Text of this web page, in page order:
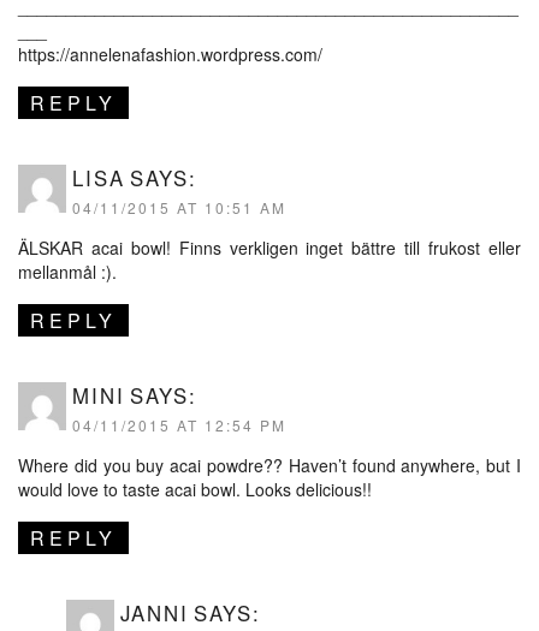
https://annelenafashion.wordpress.com/
REPLY
LISA SAYS:
04/11/2015 AT 10:51 AM
ÄLSKAR acai bowl! Finns verkligen inget bättre till frukost eller
mellanmål :).
REPLY
MINI SAYS:
04/11/2015 AT 12:54 PM
Where did you buy acai powdre?? Haven’t found anywhere, but I
would love to taste acai bowl. Looks delicious!!
REPLY
JANNI SAYS: